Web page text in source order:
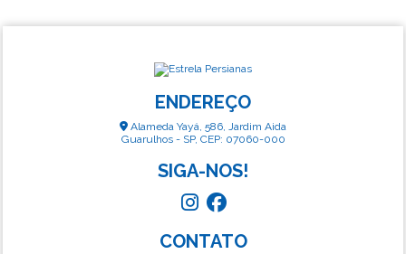
ENDEREÇO
Alameda Yayá, 586, Jardim Aida
Guarulhos - SP, CEP: 07060-000
SIGA-NOS!
CONTATO